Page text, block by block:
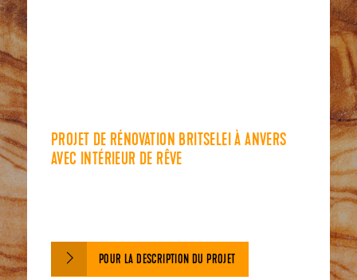
PROJET DE RÉNOVATION BRITSELEI À ANVERS
AVEC INTÉRIEUR DE RÊVE
POUR LA DESCRIPTION DU PROJET